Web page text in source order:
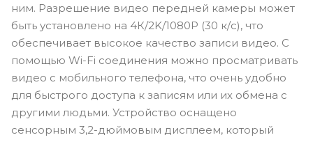
ним. Разрешение видео передней камеры может
быть установлено на 4К/2K/1080Р (30 к/с), что
обеспечивает высокое качество записи видео. С
помощью Wi-Fi соединения можно просматривать
видео с мобильного телефона, что очень удобно
для быстрого доступа к записям или их обмена с
другими людьми. Устройство оснащено
сенсорным 3,2-дюймовым дисплеем, который